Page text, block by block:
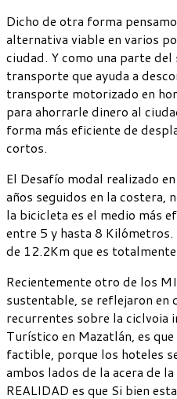
Dicho de otra forma
alternativa viable en varios
ciudad. Y como una parte
transporte que ayuda a
transporte motorizado en
para ahorrarle dinero al
forma más eficiente de
cortos.
El Desafío modal realizado
años seguidos en la costera,
la bicicleta es el medio más
entre 5 y hasta 8 Kilómetros.
de 12.2Km que es
Recientemente otro de los
sustentable, se reflejaron en
recurrentes sobre la ciclvoia
Turístico en Mazatlán, es
factible, porque los hoteles
ambos lados de la acera de
REALIDAD es que Si bien